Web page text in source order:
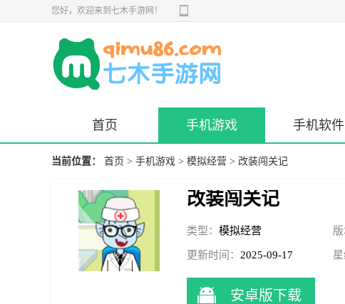
您好，欢迎来到七木手游网！
首页 手机游戏 手机软件
当前位置： 首页 > 手机游戏 > 模拟经营 > 改装闯关记
改装闯关记
类型： 模拟经营 版
更新时间： 2025-09-17
10:06:42
星
安卓版下载